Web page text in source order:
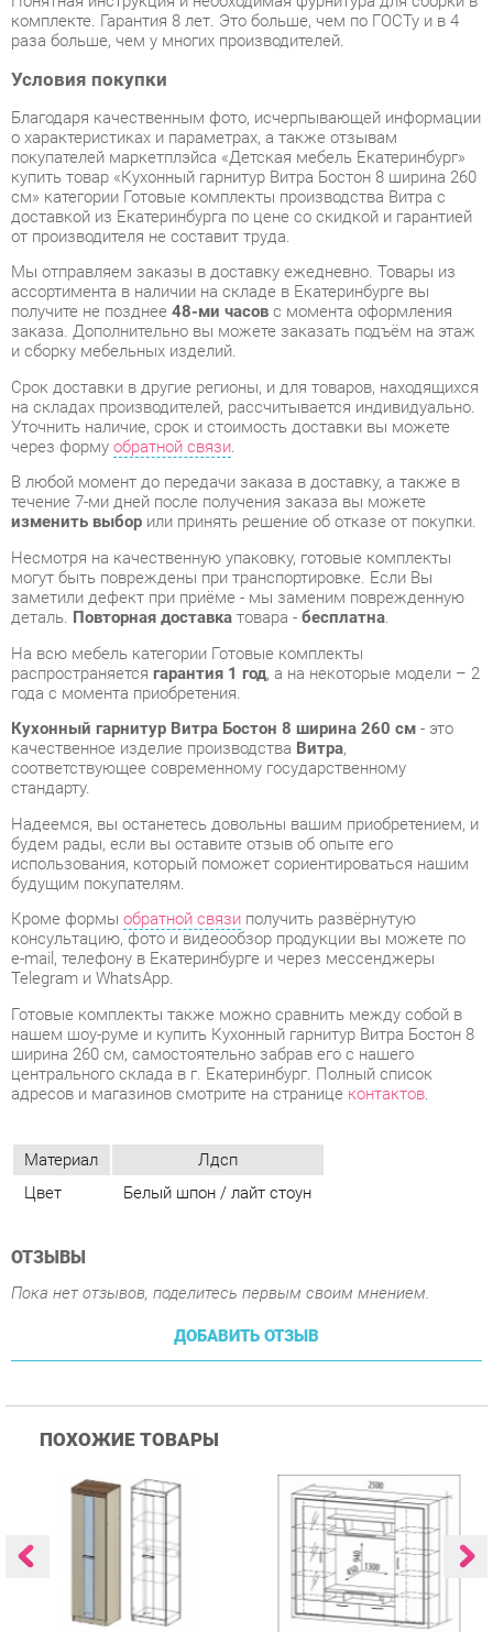
Благодаря качественным фото, исчерпывающей информации
о характеристиках и параметрах, а также отзывам
покупателей маркетплэйса «Детская мебель Екатеринбург»
купить товар «Кухонный гарнитур Витра Бостон 8 ширина 260
см» категории Готовые комплекты производства Витра с
доставкой из Екатеринбурга по цене со скидкой и гарантией
от производителя не составит труда.
Мы отправляем заказы в доставку ежедневно. Товары из
ассортимента в наличии на складе в Екатеринбурге вы
получите не позднее48-ми часовс момента оформления
заказа. Дополнительно вы можете заказать подъём на этаж
Срок доставки в другие регионы, и для товаров, находящихся
на складах производителей, рассчитывается индивидуально.
Уточнить наличие, срок и стоимость доставки вы можете
через формуобратной связи.
В любой момент до передачи заказа в доставку, а также в
течение 7-ми дней после получения заказа вы можете
изменить выборили принять решение об отказе от покупки.
Несмотря на качественную упаковку, готовые комплекты
могут быть повреждены при транспортировке. Если Вы
заметили дефект при приёме - мы заменим поврежденную
деталь.Повторная доставка товара -бесплатна.
На всю мебель категории Готовые комплекты
распространяетсягарантия 1 год, а на некоторые модели – 2
года с момента приобретения.
Кухонный гарнитур Витра Бостон 8 ширина 260 см
соответствующее современному государственному
стандарту.
будем рады, если вы оставите отзыв об опыте его
использования, который поможет сориентироваться нашим
будущим покупателям.
Кроме формы
консультацию, фото и видеообзор продукции вы можете по
e-mail, телефону в Екатеринбурге и через мессенджеры
Telegram и WhatsApp.
Готовые комплекты также можно сравнить между собой в
нашем шоу-руме и купить Кухонный гарнитур Витра Бостон 8
ширина 260 см, самостоятельно забрав его с нашего
центрального склада в г. Екатеринбург. Полный список
адресов и магазинов смотрите на страницеконтактов.
Материал
Лдсп
Цвет
Белый шпон / лайт стоун
Пока нет отзывов, поделитесь первым своим мнением.
ДОБАВИТЬ ОТЗЫВ
ПОХОЖИЕ ТОВАРЫ
Атлантида-2 Венге-дуб
Белфорд
25 223 ₽ Купить
Гостиная Витра
Симфония 7.10
55 482 ₽
info@kids-furniture.ru +7 (903) 000-00-00